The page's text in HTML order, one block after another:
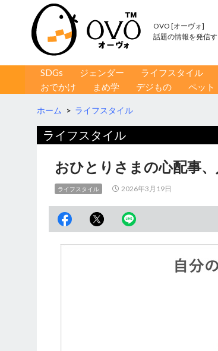
OVO [オーヴォ]
話題の情報を発信
コンテンツへ移動
SDGs ジェンダー ライフスタイル
おでかけ
まめ学 デジもの ペット
ホーム > ライフスタイル
ライフスタイル
おひとりさまの心配事
ライフスタイル 2026年3月19日